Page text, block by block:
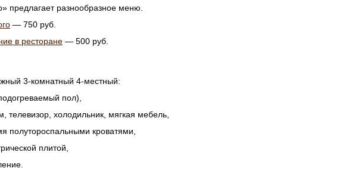
предлагает разнообразное меню.
— 750 руб.
в ресторане — 500 руб.
3-комнатный 4-местный:
пол),
телевизор, холодильник, мягкая мебель,
полутороспальными кроватями,
плитой,